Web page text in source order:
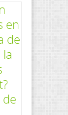
en
de